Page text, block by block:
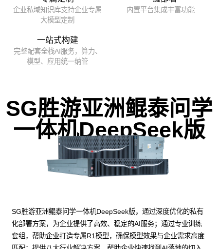
企业私域知识库支持企业专属
大模型定制
内置平台集成丰富功能
一站式构建
完整配套全栈AI服务，算力、
模型、应用统一纳管
SG胜游亚洲鲲泰问学
一体机DeepSeek版
SG胜游亚洲鲲泰问学一体机DeepSeek版，通过深度优化的私有
化部署方案，为企业提供了高效、稳定的AI服务；通过专业训练
套组，帮助企业打造专属R1模型，确保模型效果与企业需求高度